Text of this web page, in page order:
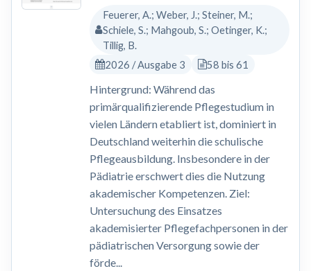
Feuerer, A.; Weber, J.; Steiner, M.;
Schiele, S.; Mahgoub, S.; Oetinger, K.;
Tillig, B.
2026 / Ausgabe 3
58 bis 61
Hintergrund: Während das
primärqualifizierende Pflegestudium in
vielen Ländern etabliert ist, dominiert in
Deutschland weiterhin die schulische
Pflegeausbildung. Insbesondere in der
Pädiatrie erschwert dies die Nutzung
akademischer Kompetenzen. Ziel:
Untersuchung des Einsatzes
akademisierter Pflegefachpersonen in der
pädiatrischen Versorgung sowie der
förde...